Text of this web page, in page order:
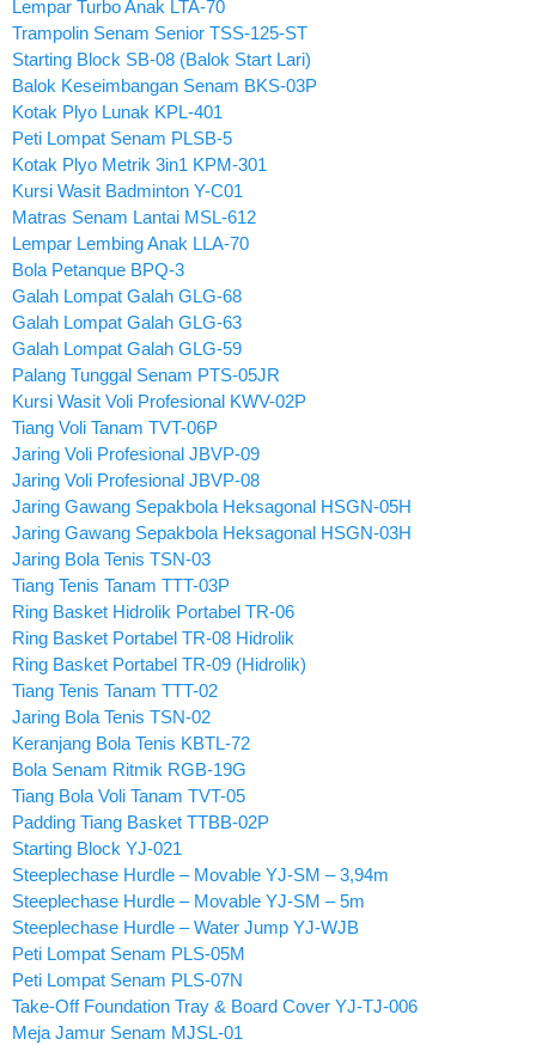
Lempar Turbo Anak LTA-70
Trampolin Senam Senior TSS-125-ST
Starting Block SB-08 (Balok Start Lari)
Balok Keseimbangan Senam BKS-03P
Kotak Plyo Lunak KPL-401
Peti Lompat Senam PLSB-5
Kotak Plyo Metrik 3in1 KPM-301
Kursi Wasit Badminton Y-C01
Matras Senam Lantai MSL-612
Lempar Lembing Anak LLA-70
Bola Petanque BPQ-3
Galah Lompat Galah GLG-68
Galah Lompat Galah GLG-63
Galah Lompat Galah GLG-59
Palang Tunggal Senam PTS-05JR
Kursi Wasit Voli Profesional KWV-02P
Tiang Voli Tanam TVT-06P
Jaring Voli Profesional JBVP-09
Jaring Voli Profesional JBVP-08
Jaring Gawang Sepakbola Heksagonal HSGN-05H
Jaring Gawang Sepakbola Heksagonal HSGN-03H
Jaring Bola Tenis TSN-03
Tiang Tenis Tanam TTT-03P
Ring Basket Hidrolik Portabel TR-06
Ring Basket Portabel TR-08 Hidrolik
Ring Basket Portabel TR-09 (Hidrolik)
Tiang Tenis Tanam TTT-02
Jaring Bola Tenis TSN-02
Keranjang Bola Tenis KBTL-72
Bola Senam Ritmik RGB-19G
Tiang Bola Voli Tanam TVT-05
Padding Tiang Basket TTBB-02P
Starting Block YJ-021
Steeplechase Hurdle – Movable YJ-SM – 3,94m
Steeplechase Hurdle – Movable YJ-SM – 5m
Steeplechase Hurdle – Water Jump YJ-WJB
Peti Lompat Senam PLS-05M
Peti Lompat Senam PLS-07N
Take-Off Foundation Tray & Board Cover YJ-TJ-006
Meja Jamur Senam MJSL-01